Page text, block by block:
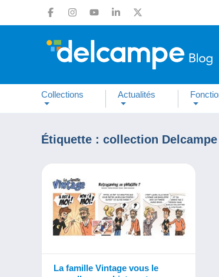
Collections Actualités
Étiquette : collection Delcampe
La famille Vintage vous le